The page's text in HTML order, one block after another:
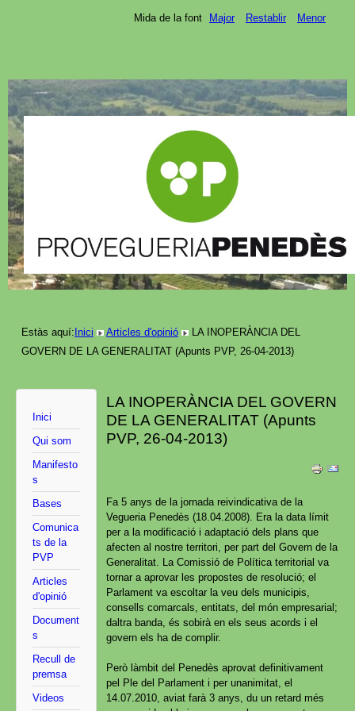
Mida de la font Major Restablir Menor
Estàs aquí:Inici Articles d'opinió
LA INOPERÀNCIA DEL
GOVERN DE LA GENERALITAT (Apunts PVP, 26-04-2013)
Inici
Qui som
Manifesto
s
Bases
Comunica
ts de la
PVP
Articles
d'opinió
Document
s
Recull de
premsa
Videos
LA INOPERÀNCIA DEL GOVERN
DE LA GENERALITAT (Apunts
PVP, 26-04-2013)
Fa 5 anys de la jornada reivindicativa de la
Vegueria Penedès (18.04.2008). Era la data límit
per a la modificació i adaptació dels plans que
afecten al nostre territori, per part del Govern de la
Generalitat. La Comissió de Política territorial va
tornar a aprovar les propostes de resolució; el
Parlament va escoltar la veu dels municipis,
consells comarcals, entitats, del món empresarial;
daltra banda, és sobirà en els seus acords i el
govern els ha de complir.
Però làmbit del Penedès aprovat definitivament
pel Ple del Parlament i per unanimitat, el
14.07.2010, aviat farà 3 anys, du un retard més